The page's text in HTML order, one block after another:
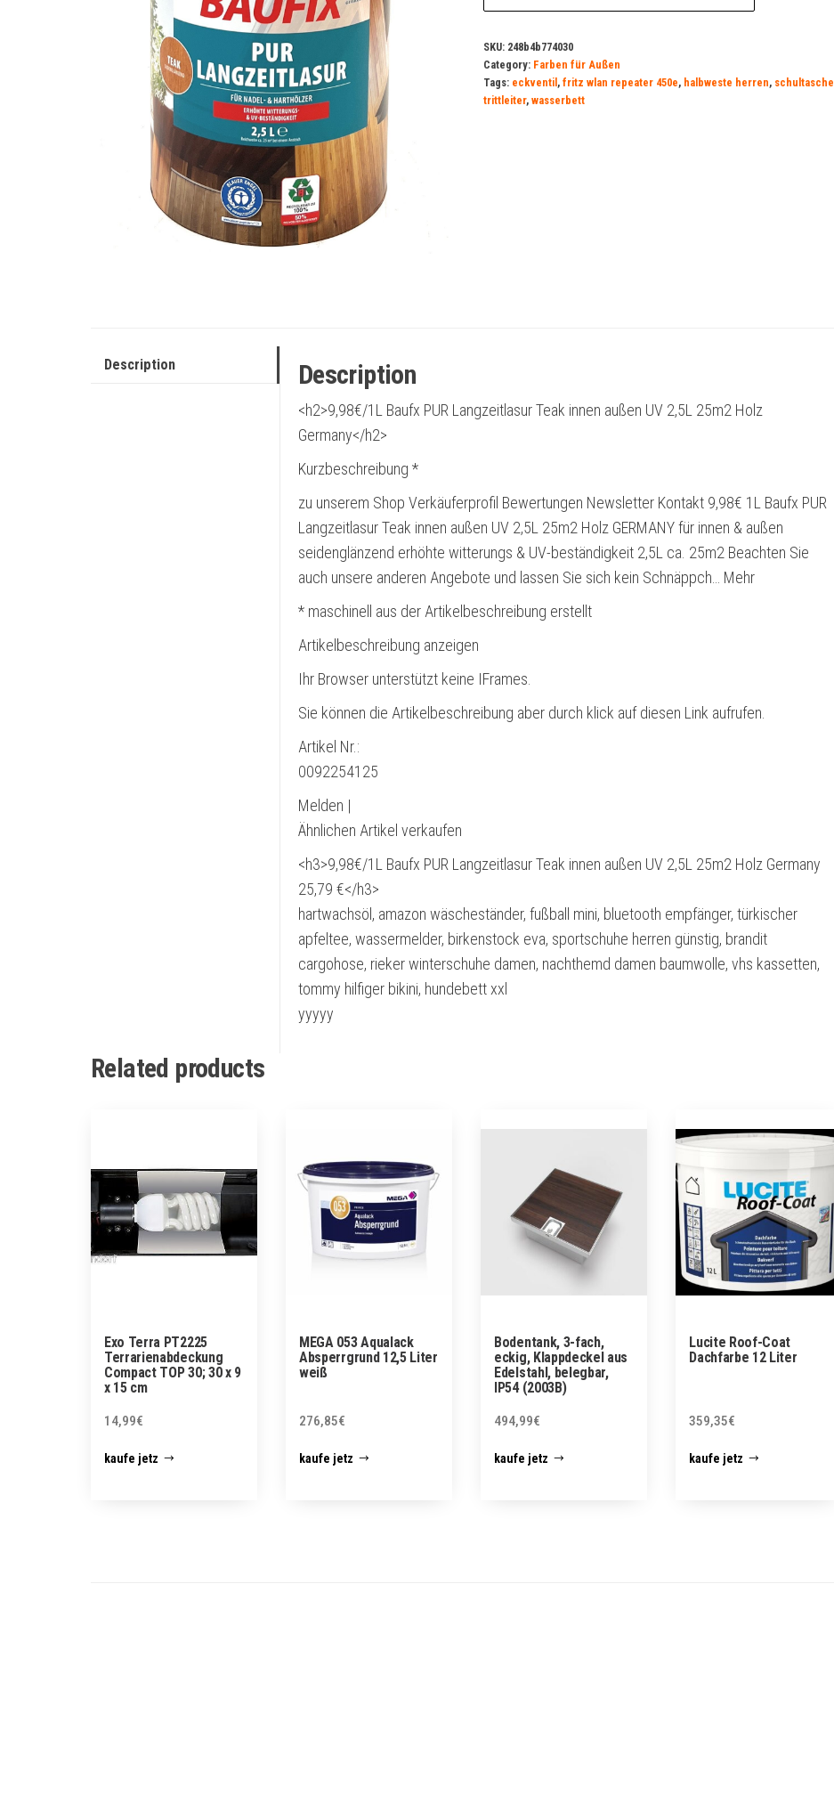
SKU: 248b4b774030
Category: Farben für Außen
Tags: eckventil , fritz wlan repeater 450e, halbweste herren, schultasche
trittleiter, wasserbett
Description Description
<h2>9,98€/1L Baufx PUR Langzeitlasur Teak innen außen UV 2,5L 25m2 Holz
Germany</h2>
Kurzbeschreibung *
zu unserem Shop Verkäuferprofil Bewertungen Newsletter Kontakt 9,98€ 1L Baufx PUR
Langzeitlasur Teak innen außen UV 2,5L 25m2 Holz GERMANY für innen & außen
seidenglänzend erhöhte witterungs & UV-beständigkeit 2,5L ca. 25m2 Beachten Sie
auch unsere anderen Angebote und lassen Sie sich kein Schnäppch… Mehr
* maschinell aus der Artikelbeschreibung erstellt
Artikelbeschreibung anzeigen
Ihr Browser unterstützt keine IFrames.
Sie können die Artikelbeschreibung aber durch klick auf diesen Link aufrufen.
Artikel Nr.:
0092254125
Melden |
Ähnlichen Artikel verkaufen
<h3>9,98€/1L Baufx PUR Langzeitlasur Teak innen außen UV 2,5L 25m2 Holz Germany
25,79 €</h3>
hartwachsöl, amazon wäscheständer, fußball mini, bluetooth empfänger, türkischer
apfeltee, wassermelder, birkenstock eva, sportschuhe herren günstig, brandit
cargohose, rieker winterschuhe damen, nachthemd damen baumwolle, vhs kassetten,
tommy hilfiger bikini, hundebett xxl
yyyyy
Related products
Exo Terra PT2225
Terrarienabdeckung
Compact TOP 30; 30 x 9
x 15 cm
14,99€
kaufe jetz
MEGA 053 Aqualack
Absperrgrund 12,5 Liter
weiß
276,85€
kaufe jetz
Bodentank, 3-fach,
eckig, Klappdeckel aus
Edelstahl, belegbar,
IP54 (2003B)
494,99€
kaufe jetz
Lucite Roof-Coat
Dachfarbe 12 Liter
359,35€
kaufe jetz